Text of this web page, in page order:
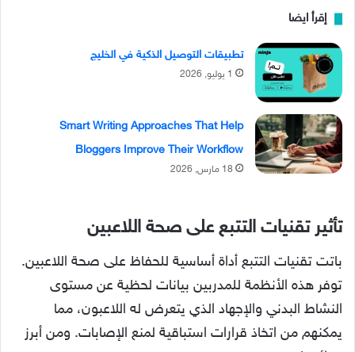
إقرأ ايضا
تطبيقات التوصيل الذكية في الخليج
1 يوليو, 2026
Smart Writing Approaches That Help
Bloggers Improve Their Workflow
18 مارس, 2026
تأثير تقنيات التتبع على صحة اللاعبين
باتت تقنيات التتبع أداة أساسية للحفاظ على صحة اللاعبين.
توفر هذه الأنظمة للمدربين بيانات لحظية عن مستوى
النشاط البدني والإجهاد الذي يتعرض له اللاعبون، مما
يمكنهم من اتخاذ قرارات استباقية لمنع الإصابات. ومن أبرز